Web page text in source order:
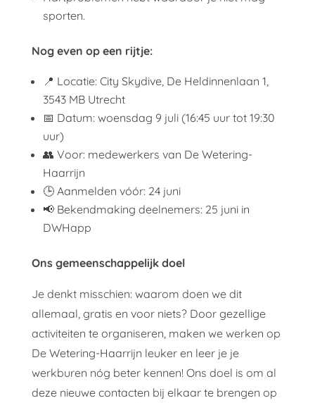
sporten.
Nog even op een rijtje:
📍 Locatie: City Skydive, De Heldinnenlaan 1,
3543 MB Utrecht
📅 Datum: woensdag 9 juli (16:45 uur tot 19:30
uur)
👥 Voor: medewerkers van De Wetering-
Haarrijn
🕒 Aanmelden vóór: 24 juni
📢 Bekendmaking deelnemers: 25 juni in
DWHapp
Ons gemeenschappelijk doel
Je denkt misschien: waarom doen we dit
allemaal, gratis en voor niets? Door gezellige
activiteiten te organiseren, maken we werken op
De Wetering-Haarrijn leuker en leer je je
werkburen nóg beter kennen! Ons doel is om al
deze nieuwe contacten bij elkaar te brengen op